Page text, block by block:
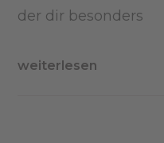
der dir besonders
weiterlesen